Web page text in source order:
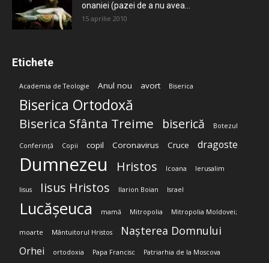
onaniei (pazei de a nu avea...
15 aprilie 2010
Etichete
Academia de Teologie Anul nou avort Biserica
Biserica Ortodoxă
Biserica Sfânta Treime biserică Botezul
Conferință Copii copil Coronavirus Cruce dragoste
Dumnezeu Hristos Icoana Ierusalim
Iisus Iisus Hristos Ilarion Boian Israel
Lucășeuca mamă Mitropolia Mitropolia Moldovei;
moarte Mântuitorul Hristos Nașterea Domnului
Orhei ortodoxia Papa Francisc Patriarhia de la Moscova